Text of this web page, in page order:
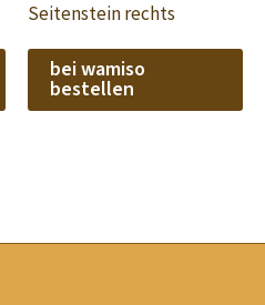
Seitenstein rechts
bei wamiso
bestellen